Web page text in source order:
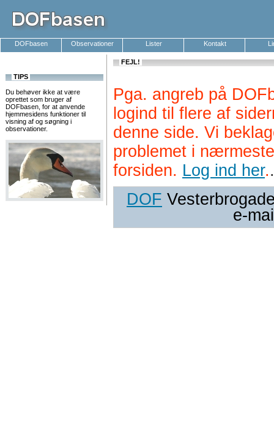
DOFbasen Observationer Lister Kontakt
TIPS
Du behøver ikke at være
oprettet som bruger af
DOFbasen, for at anvende
hjemmesidens funktioner til
visning af og søgning i
observationer.
FEJL!
Pga. angreb på
logind til flere af
denne side. Vi
problemet i
forsiden. Log ind her..
DOF
e-